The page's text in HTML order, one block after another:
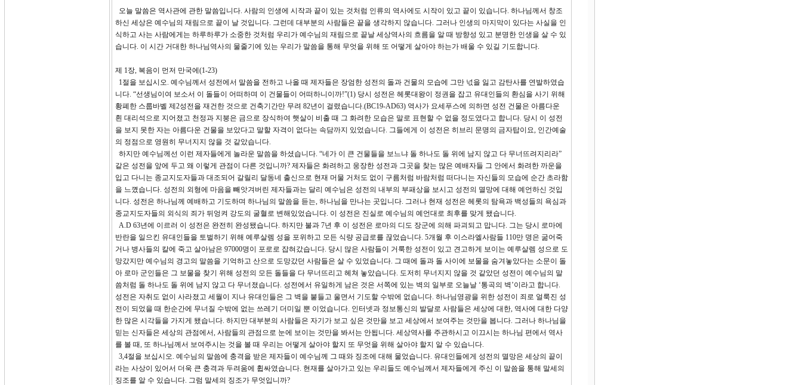
오늘 말씀은 역사관에 관한 말씀입니다. 사람의 인생에 시작과 끝이 있는 것처럼 인류의 역사에도 시작이 있고 끝이 있습니다. 하나님께서 창조
하신 세상은 예수님의 재림으로 끝이 날 것입니다. 그런데 대부분의 사람들은 끝을 생각하지 않습니다. 그러나 인생의 마지막이 있다는 사실을 인
식하고 사는 사람에게는 하루하루가 소중한 것처럼 우리가 예수님의 재림으로 끝날 세상역사의 흐름을 알 때 방향성 있고 분명한 인생을 살 수 있
습니다. 이 시간 거대한 하나님역사의 물줄기에 있는 우리가 말씀을 통해 무엇을 위해 또 어떻게 살아야 하는가 배울 수 있길 기도합니다.
제 1장, 복음이 먼저 만국에(1-23)
1절을 보십시오. 예수님께서 성전에서 말씀을 전하고 나올 때 제자들은 장엄한 성전의 돌과 건물의 모습에 그만 넋을 잃고 감탄사를 연발하였습
니다. “선생님이여 보소서 이 돌들이 어떠하며 이 건물들이 어떠하니이까!”(1) 당시 성전은 헤롯대왕이 정권을 잡고 유대인들의 환심을 사기 위해
황폐한 스룹바벨 제2성전을 재건한 것으로 건축기간만 무려 82년이 걸렸습니다.(BC19-AD63) 역사가 요세푸스에 의하면 성전 건물은 아름다운
흰 대리석으로 지어졌고 천정과 지붕은 금으로 장식하여 햇살이 비출 때 그 화려한 모습은 말로 표현할 수 없을 정도였다고 합니다. 당시 이 성전
을 보지 못한 자는 아름다운 건물을 보았다고 말할 자격이 없다는 속담까지 있었습니다. 그들에게 이 성전은 히브리 문명의 금자탑이요, 인간예술
의 정점으로 영원히 무너지지 않을 것 같았습니다.
하지만 예수님께선 이런 제자들에게 놀라운 말씀을 하셨습니다. “네가 이 큰 건물들을 보느냐 돌 하나도 돌 위에 남지 않고 다 무너뜨려지리라”
같은 성전을 앞에 두고 왜 이렇게 관점이 다른 것입니까? 제자들은 화려하고 웅장한 성전과 그곳을 찾는 많은 예배자들 그 안에서 화려한 까운을
입고 다니는 종교지도자들과 대조되어 갈릴리 달동네 출신으로 현재 머물 거처도 없이 구름처럼 바람처럼 떠다니는 자신들의 모습에 순간 초라함
을 느꼈습니다. 성전의 외형에 마음을 빼앗겨버린 제자들과는 달리 예수님은 성전의 내부의 부패상을 보시고 성전의 멸망에 대해 예언하신 것입
니다. 성전은 하나님께 예배하고 기도하며 하나님의 말씀을 듣는, 하나님을 만나는 곳입니다. 그러나 현재 성전은 헤롯의 탐욕과 백성들의 욕심과
종교지도자들의 외식의 죄가 뒤엉켜 강도의 굴혈로 변해있었습니다. 이 성전은 진실로 예수님의 예언대로 최후를 맞게 됐습니다.
A.D 63년에 이르러 이 성전은 완전히 완성됐습니다. 하지만 불과 7년 후 이 성전은 로마의 디도 장군에 의해 파괴되고 맙니다. 그는 당시 로마에
반란을 일으킨 유대인들을 토벌하기 위해 예루살렘 성을 포위하고 모든 식량 공급로를 끊었습니다. 5개월 후 이스라엘사람들 110만 명은 굶어죽
거나 병사들의 칼에 죽고 살아남은 97000명이 포로로 잡혀갔습니다. 당시 많은 사람들이 거룩한 성전이 있고 견고하게 보이는 예루살렘 성으로 도
망갔지만 예수님의 경고의 말씀을 기억하고 산으로 도망갔던 사람들은 살 수 있었습니다. 그 때에 돌과 돌 사이에 보물을 숨겨놓았다는 소문이 돌
아 로마 군인들은 그 보물을 찾기 위해 성전의 모든 돌들을 다 무너뜨리고 헤쳐 놓았습니다. 도저히 무너지지 않을 것 같았던 성전이 예수님의 말
씀처럼 돌 하나도 돌 위에 남지 않고 다 무너졌습니다. 성전에서 유일하게 남은 것은 서쪽에 있는 벽의 일부로 오늘날 ‘통곡의 벽’이라고 합니다.
성전은 자취도 없이 사라졌고 세월이 지나 유대인들은 그 벽을 붙들고 울면서 기도할 수밖에 없습니다. 하나님영광을 위한 성전이 죄로 얼룩진 성
전이 되었을 때 한순간에 무너질 수밖에 없는 쓰레기 더미일 뿐 이었습니다. 인터넷과 정보통신의 발달로 사람들은 세상에 대한, 역사에 대한 다양
한 많은 시각들을 가지게 됐습니다. 하지만 대부분의 사람들은 자기가 보고 싶은 것만을 보고 세상에서 보여주는 것만을 봅니다. 그러나 하나님을
믿는 신자들은 세상의 관점에서, 사람들의 관점으로 눈에 보이는 것만을 봐서는 안됩니다. 세상역사를 주관하시고 이끄시는 하나님 편에서 역사
를 볼 때, 또 하나님께서 보여주시는 것을 볼 때 우리는 어떻게 살아야 할지 또 무엇을 위해 살아야 할지 알 수 있습니다.
3,4절을 보십시오. 예수님의 말씀에 충격을 받은 제자들이 예수님께 그 때와 징조에 대해 물었습니다. 유대인들에게 성전의 멸망은 세상의 끝이
라는 사상이 있어서 더욱 큰 충격과 두려움에 휩싸였습니다. 현재를 살아가고 있는 우리들도 예수님께서 제자들에게 주신 이 말씀을 통해 말세의
징조를 알 수 있습니다. 그럼 말세의 징조가 무엇입니까?